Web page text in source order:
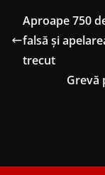
Aproape 750
falsă şi
trecut
Grevă